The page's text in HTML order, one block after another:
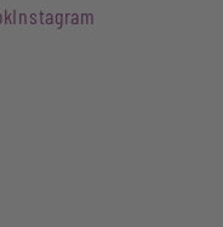
Instagram